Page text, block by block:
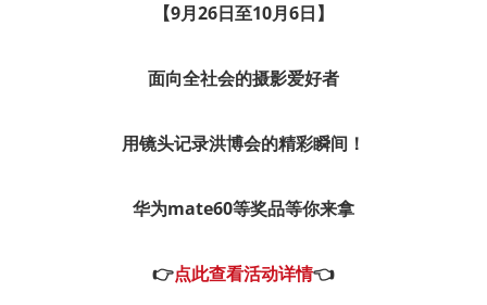
【9月26日至10月6日】
面向全社会的摄影爱好者
用镜头记录洪博会的精彩瞬间！
华为mate60等奖品等你来拿
👉点此查看活动详情👈